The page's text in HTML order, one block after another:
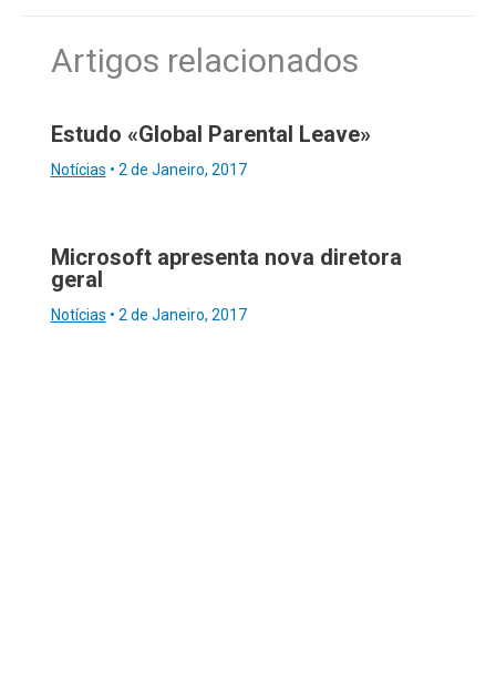
Artigos relacionados
Estudo «Global Parental Leave»
Notícias • 2 de Janeiro, 2017
Microsoft apresenta nova diretora
geral
Notícias • 2 de Janeiro, 2017